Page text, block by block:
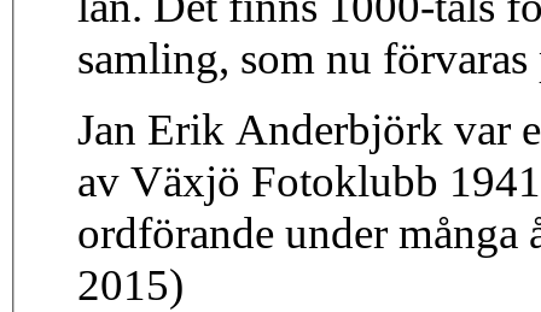
samling, som nu
Jan Erik Anderbjörk var
av Växjö Fotoklubb
ordförande under många
2015)